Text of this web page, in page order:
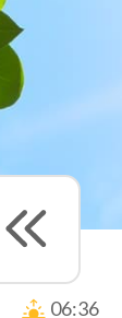
06:36